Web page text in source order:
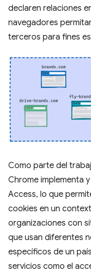
declaren relaciones
navegadores
terceros para fines
Como parte del
Chrome implementa
Access, lo que
cookies en un
organizaciones con
que usan diferentes
específicos de un
servicios como el